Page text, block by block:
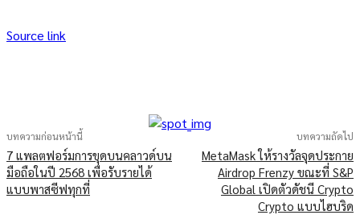
Source link
บทความก่อนหน้านี้
7 แพลตฟอร์มการขุดบนคลาวด์บน
มือถือในปี 2568 เพื่อรับรายได้
แบบพาสซีฟทุกที่
บทความถัดไป
MetaMask ให้รางวัลจุดประกาย
Airdrop Frenzy ขณะที่ S&P
Global เปิดตัวดัชนี Crypto
Crypto แบบไฮบริด